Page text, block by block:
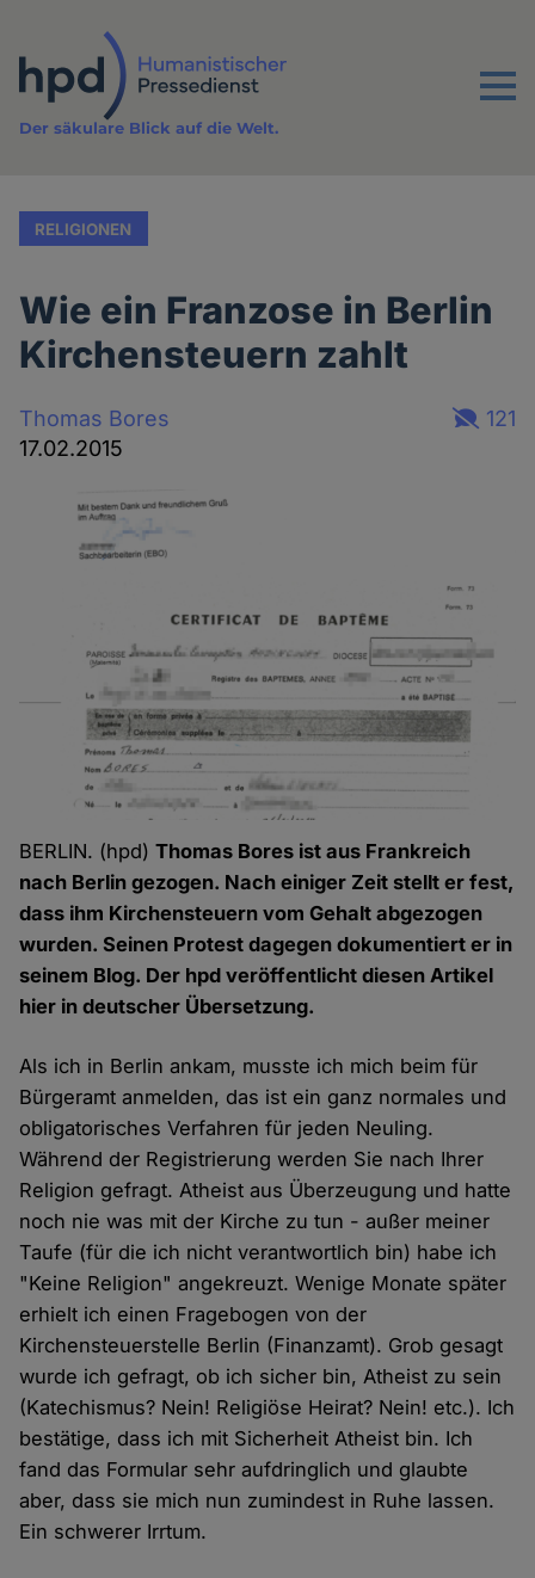
Inhalt
Menu
Der säkulare Blick auf die Welt.
RELIGIONEN
Wie ein Franzose in Berlin
Kirchensteuern zahlt
Thomas Bores
17.02.2015
121
BERLIN. (hpd)Thomas Bores ist aus Frankreich
nach Berlin gezogen. Nach einiger Zeit stellt er fest,
dass ihm Kirchensteuern vom Gehalt abgezogen
wurden. Seinen Protest dagegen dokumentiert er in
seinem Blog. Der hpd veröffentlicht diesen Artikel
hier in deutscher Übersetzung.
Als ich in Berlin ankam, musste ich mich beim für
Bürgeramt anmelden, das ist ein ganz normales und
obligatorisches Verfahren für jeden Neuling.
Während der Registrierung werden Sie nach Ihrer
Religion gefragt. Atheist aus Überzeugung und hatte
noch nie was mit der Kirche zu tun - außer meiner
Taufe (für die ich nicht verantwortlich bin) habe ich
"Keine Religion" angekreuzt. Wenige Monate später
erhielt ich einen Fragebogen von der
Kirchensteuerstelle Berlin (Finanzamt). Grob gesagt
wurde ich gefragt, ob ich sicher bin, Atheist zu sein
(Katechismus? Nein! Religiöse Heirat? Nein! etc.). Ich
bestätige, dass ich mit Sicherheit Atheist bin. Ich
fand das Formular sehr aufdringlich und glaubte
aber, dass sie mich nun zumindest in Ruhe lassen.
Ein schwerer Irrtum.